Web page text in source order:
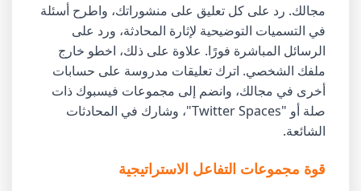
مجالك. رد على كل تعليق على منشوراتك، واطرح أسئلة
في التسميات التوضيحية لإثارة المحادثة، ورد على
الرسائل المباشرة فورًا. علاوة على ذلك، اخطو خارج
ملفك الشخصي. اترك تعليقات مدروسة على حسابات
أخرى في مجالك، وانضم إلى مجموعات فيسبوك ذات
صلة أو "Twitter Spaces"، وشارك في المحادثات
الشائعة.
قوة مجموعات التفاعل الاستراتيجية